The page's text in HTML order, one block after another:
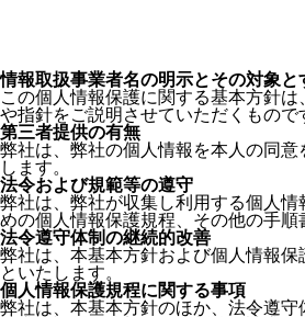
情報取扱事業者名の明示とその対象と
この個人情報保護に関する基本方針
や指針をご説明させていただくもので
第三者提供の有無
弊社は、弊社の個人情報を本人の同
します。
法令および規範等の遵守
弊社は、弊社が収集し利用する個人
めの個人情報保護規程、その他の手順
法令遵守体制の継続的改善
弊社は、本基本方針および個人情報
といたします。
個人情報保護規程に関する事項
弊社は、本基本方針のほか、法令遵